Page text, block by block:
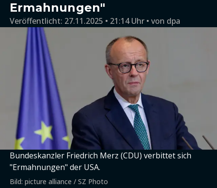
Ermahnungen"
Veröffentlicht: 27.11.2025 • 21:14 Uhr von dpa
Bundeskanzler Friedrich Merz (CDU) verbittet sich
"Ermahnungen" der USA.
Bild: picture alliance / SZ Photo